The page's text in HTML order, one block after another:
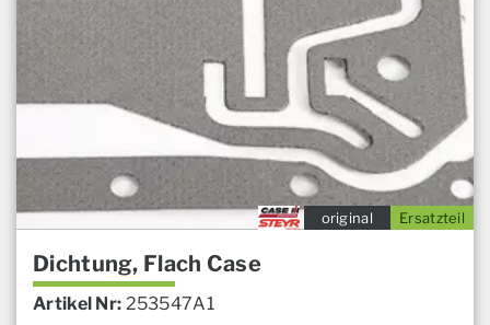
Ersatzteil
original
Dichtung, Flach Case
Artikel Nr: 253547A1